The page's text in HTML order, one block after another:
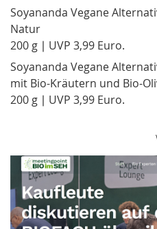
Soyananda Vegane
Natur
200 g ∣ UVP 3,99 Euro.
Soyananda Vegane
mit Bio-Kräutern und Bio-
200 g ∣ UVP 3,99 Euro.